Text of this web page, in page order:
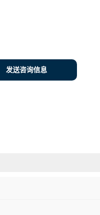
发送咨询信息